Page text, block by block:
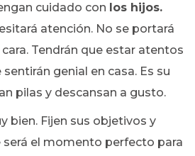
cuidado con los hijos.
atención. No se portará
Tendrán que estar atentos
sentirán genial en casa. Es su
pilas y descansan a gusto.
bien. Fijen sus objetivos y
será el momento perfecto para